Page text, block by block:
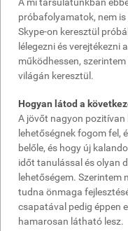
próbafolyamatok, nem
Skype-on keresztül
lélegezni és verejtékezni
működhessen,
világán keresztül.
Hogyan látod a
A jövőt nagyon pozitívan
lehetőségnek fogom
belőle, és hogy új
időt tanulással és olyan
lehetőségem. Szerintem
tudna önmaga
csapatával pedig éppen
hamarosan látható lesz.